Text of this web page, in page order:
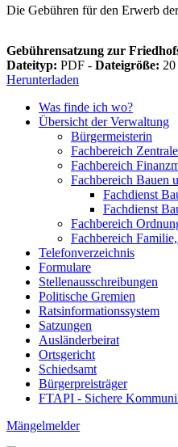
Die Gebühren für den Erwerb
Gebührensatzung zur
Dateityp: PDF - Dateigröße:
Herunterladen
Was finde ich wo?
Übersicht der Verwaltung
Bürgermeisterin
Fachbereich
Fachbereich
Fachbereich Bauen
Fachdienst
Fachdienst
Fachbereich
Fachbereich
Telefonverzeichnis
Formulare
Stellenausschreibungen
Politische Gremien
Ratsinformationssystem
Satzungen
Ausländerbeirat
Ortsgericht
Schiedsamt
Bürgerpreisträger
FTAPI - Sichere
Mängelmelder